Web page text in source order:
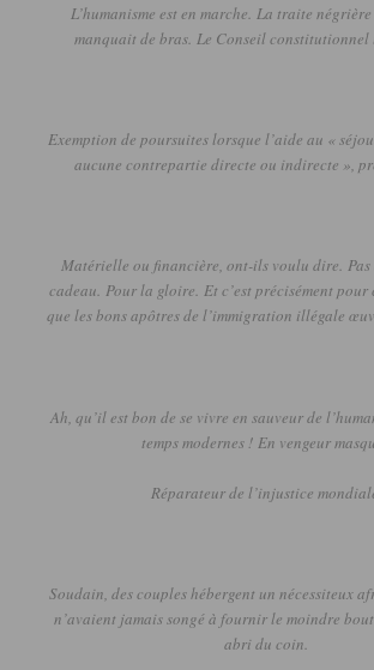
L’humanisme est en marche. La traite négrière
manquait de bras. Le Conseil
Exemption de poursuites lorsque l’aide au «
aucune contrepartie directe ou indirecte »,
Matérielle ou financière, ont-ils voulu dire.
cadeau. Pour la gloire. Et c’est précisément
que les bons apôtres de l’immigration illégale
Ah, qu’il est bon de se vivre en sauveur de
temps modernes !En vengeur
Réparateur de l’injustice
Soudain, des couples hébergent un nécessiteux
n’avaient jamais songé à fournir le moindre
abri du coin.